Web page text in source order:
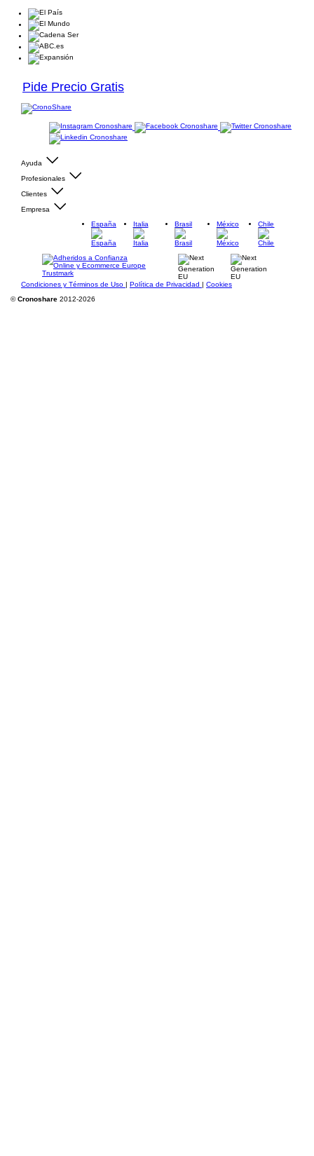
Pide Precio Gratis
Ayuda
Profesionales
Clientes
Empresa
España
Italia Brasil México Chile
Condiciones y Términos de Uso | Política de Privacidad | Cookies
©Cronoshare 2012-2026